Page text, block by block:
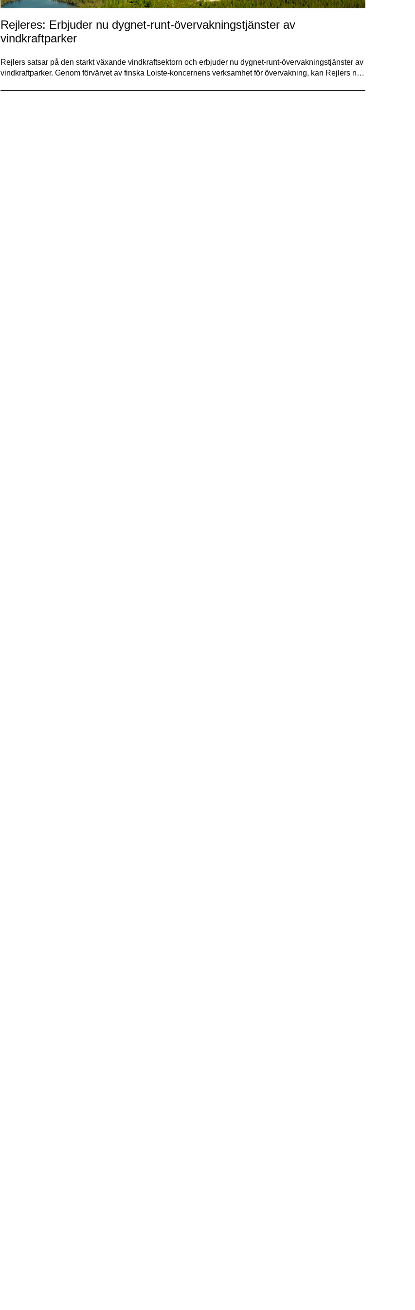
Rejleres: Erbjuder nu dygnet-runt-övervakningstjänster av
vindkraftparker
Rejlers satsar på den starkt växande vindkraftsektorn och erbjuder nu dygnet-runt-övervakningstjänster av
vindkraftparker. Genom förvärvet av finska Loiste-koncernens verksamhet för övervakning, kan Rejlers n…